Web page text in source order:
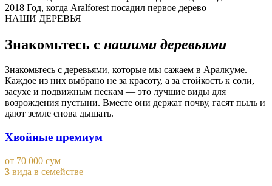
2018 Год, когда Aralforest посадил первое дерево
НАШИ ДЕРЕВЬЯ
Знакомьтесь с нашими деревьями
Знакомьтесь с деревьями, которые мы сажаем в Аралкуме.
Каждое из них выбрано не за красоту, а за стойкость к соли,
засухе и подвижным пескам — это лучшие виды для
возрождения пустыни. Вместе они держат почву, гасят пыль и
дают земле снова дышать.
Хвойные премиум
от 70 000 сум
3 вида в семействе